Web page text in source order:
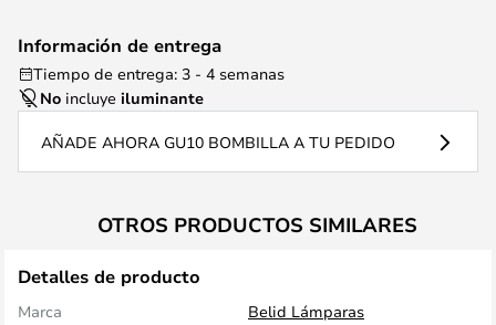
Información de entrega
Tiempo de entrega: 3 - 4 semanas
No incluye iluminante
AÑADE AHORA GU10 BOMBILLA A TU PEDIDO
OTROS PRODUCTOS SIMILARES
Detalles de producto
Marca
Belid Lámparas